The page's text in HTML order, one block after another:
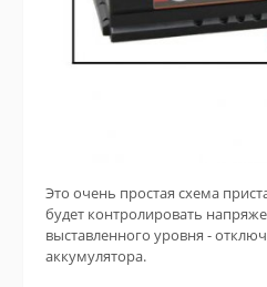
Это очень простая схема
будет контролировать
выставленного уровня -
аккумулятора.